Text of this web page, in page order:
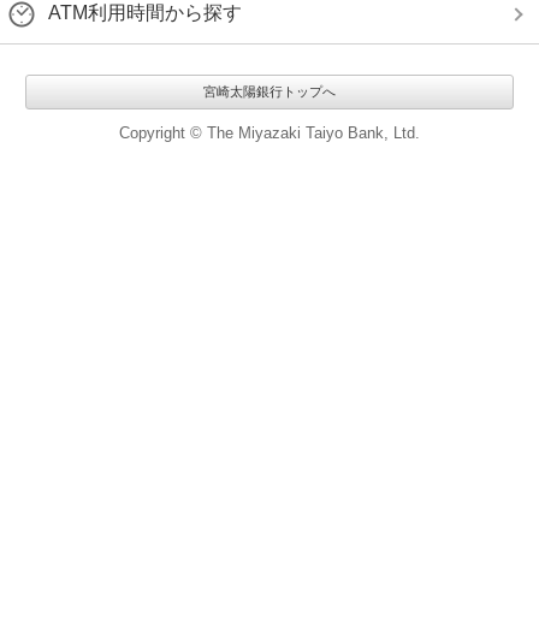
ATM利用時間から探す
宮崎太陽銀行トップへ
Copyright © The Miyazaki Taiyo Bank, Ltd.